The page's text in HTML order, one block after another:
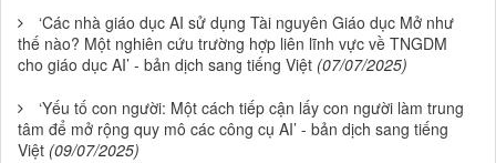
‘Các nhà giáo dục AI sử dụng Tài nguyên Giáo dục Mở như
thế nào? Một nghiên cứu trường hợp liên lĩnh vực về TNGDM
cho giáo dục AI’ - bản dịch sang tiếng Việt (07/07/2025)
‘Yếu tố con người: Một cách tiếp cận lấy con người làm trung
tâm để mở rộng quy mô các công cụ AI’ - bản dịch sang tiếng
Việt (09/07/2025)